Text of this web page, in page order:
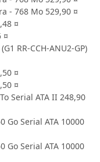
- 768 Mo 529,90 ¤
¤
¤
RR-CCH-ANU2-GP)
¤
¤
Serial ATA II 248,90
Serial ATA 10000
Serial ATA 10000